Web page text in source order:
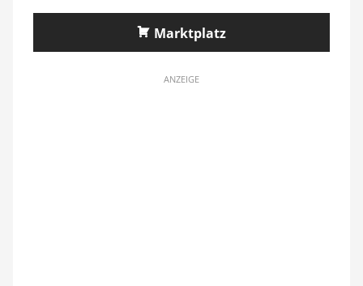
Marktplatz
ANZEIGE